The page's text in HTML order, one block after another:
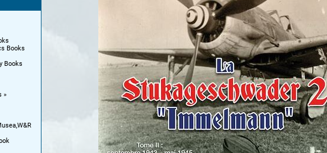
Books
Books